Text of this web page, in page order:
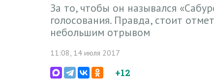
За то, чтобы он назывался
голосования. Правда, стоит
небольшим отрывом
11:08, 14 июля 2017
+12